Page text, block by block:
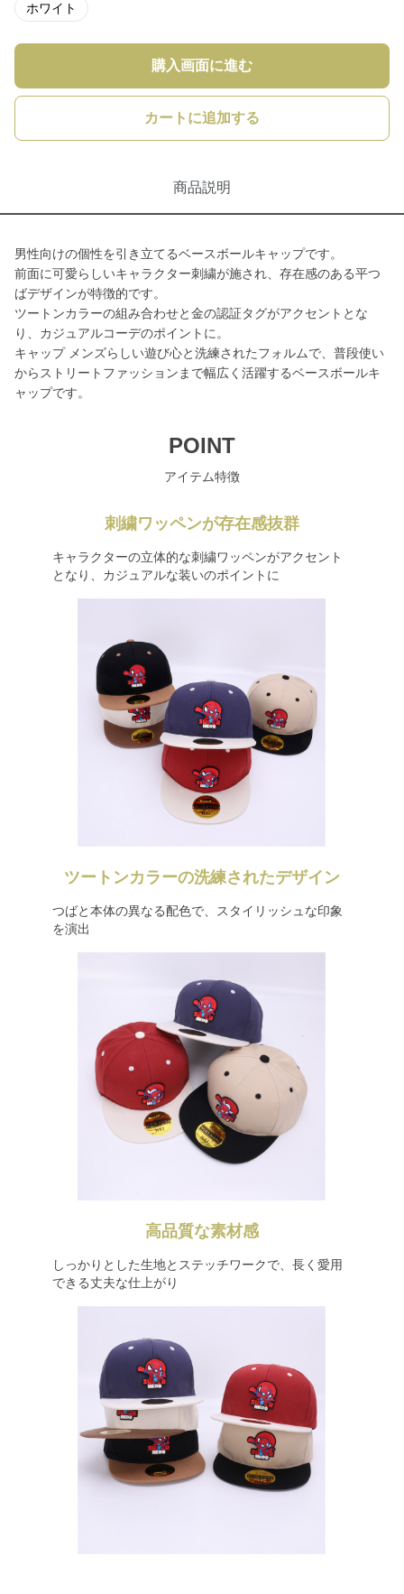
ホワイト
購入画面に進む
カートに追加する
商品説明
男性向けの個性を引き立てるベースボールキャップです。
前面に可愛らしいキャラクター刺繍が施され、存在感のある平つ
ばデザインが特徴的です。
ツートンカラーの組み合わせと金の認証タグがアクセントとな
り、カジュアルコーデのポイントに。
キャップ メンズらしい遊び心と洗練されたフォルムで、普段使い
からストリートファッションまで幅広く活躍するベースボールキ
ャップです。
POINT
アイテム特徴
刺繍ワッペンが存在感抜群
キャラクターの立体的な刺繍ワッペンがアクセント
となり、カジュアルな装いのポイントに
ツートンカラーの洗練されたデザイン
つばと本体の異なる配色で、スタイリッシュな印象
を演出
高品質な素材感
しっかりとした生地とステッチワークで、長く愛用
できる丈夫な仕上がり